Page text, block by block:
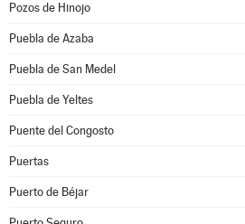
Pozos de Hinojo
Puebla de Azaba
Puebla de San Medel
Puebla de Yeltes
Puente del Congosto
Puertas
Puerto de Béjar